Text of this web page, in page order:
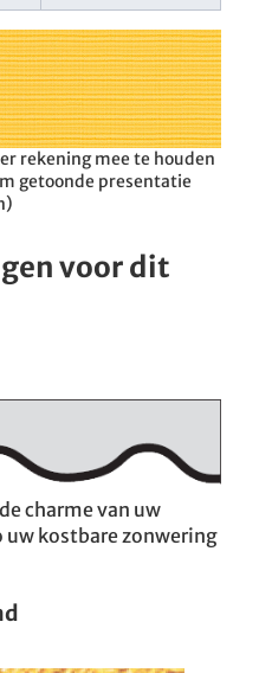
rekening mee te houden
getoonde presentatie
voor dit
charme van uw
uw kostbare zonwering